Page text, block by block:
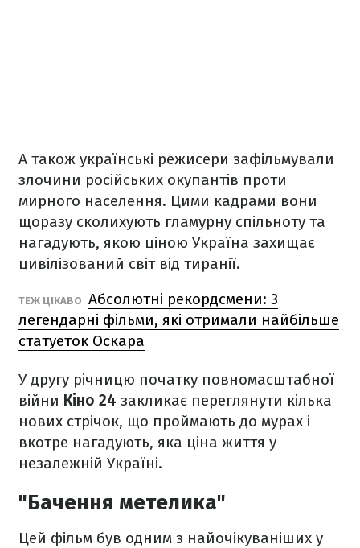
А також українські режисери зафільмували
злочини російських окупантів проти
мирного населення. Цими кадрами вони
щоразу сколихують гламурну спільноту та
нагадують, якою ціною Україна захищає
цивілізований світ від тиранії.
ТЕЖ ЦІКАВО Абсолютні рекордсмени: 3
легендарні фільми, які отримали найбільше
статуеток Оскара
У другу річницю початку повномасштабної
війни Кіно 24 закликає переглянути кілька
нових стрічок, що проймають до мурах і
вкотре нагадують, яка ціна життя у
незалежній Україні.
"Бачення метелика"
Цей фільм був одним з найочікуваніших у